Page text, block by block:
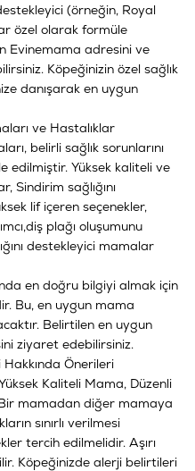
(örneğin, Royal
özel olarak formüle
Evinemama adresini ve
Köpeğinizin özel sağlık
danışarak en uygun
ve Hastalıklar
belirli sağlık sorunlarını
edilmiştir. Yüksek kaliteli ve
Sindirim sağlığını
lif içeren seçenekler,
plağı oluşumunu
destekleyici mamalar
en doğru bilgiyi almak için
Bu, en uygun mama
Belirtilen en uygun
ziyaret edebilirsiniz.
Önerileri
Kaliteli Mama, Düzenli
mamadan diğer mamaya
sınırlı verilmesi
tercih edilmelidir. Aşırı
Köpeğinizde alerji belirtileri